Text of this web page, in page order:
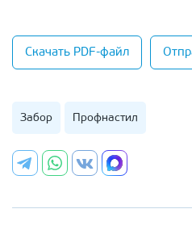
Скачать PDF-файл
Забор Профнастил